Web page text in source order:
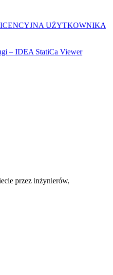
UŻYTKOWNIKA
– IDEA StatiCa Viewer
przez inżynierów,